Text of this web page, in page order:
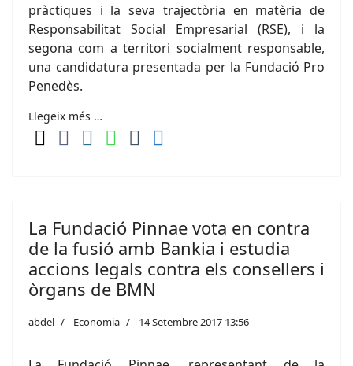
pràctiques i la seva trajectòria en matèria de
Responsabilitat Social Empresarial (RSE), i la
segona com a territori socialment responsable,
una candidatura presentada per la Fundació Pro
Penedès.
Llegeix més …
La Fundació Pinnae vota en contra
de la fusió amb Bankia i estudia
accions legals contra els consellers i
òrgans de BMN
abdel Economia 14 Setembre 2017 13:56